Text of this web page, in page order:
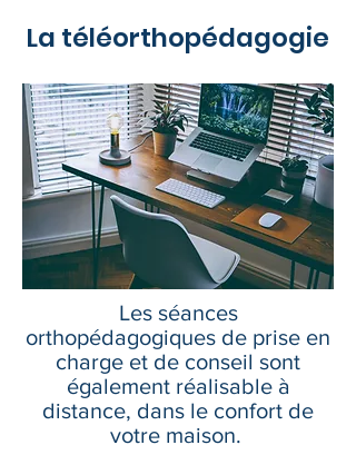
La téléorthopédagogie
Les séances
orthopédagogiques de prise en
charge et de conseil sont
également réalisable à
distance, dans le confort de
votre maison.